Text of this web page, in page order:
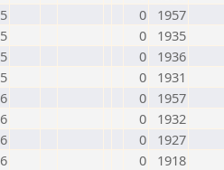
0
1957
0
1935
0
1936
0
1931
0
1957
0
1932
0
1927
0
1918